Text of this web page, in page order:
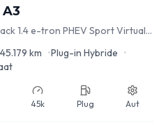
A3
1.4 e-tron PHEV Sport Virtual
45.179 km •Plug-in Hybride •
45k Plug Aut